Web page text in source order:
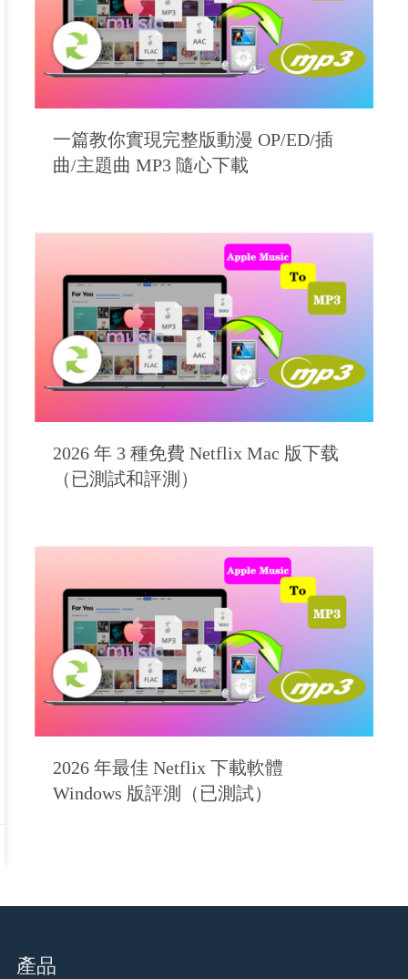
一篇教你實現完整版動漫 OP/ED/插
曲/主題曲 MP3 隨心下載
2026 年 3 種免費 Netflix Mac 版下载
（已測試和評測）
2026 年最佳 Netflix 下載軟體
Windows 版評測（已測試）
產品